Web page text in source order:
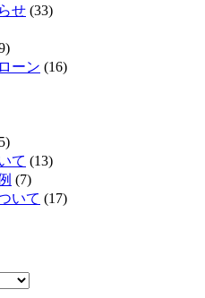
せ (33)
ーン (16)
て (13)
(7)
いて (17)